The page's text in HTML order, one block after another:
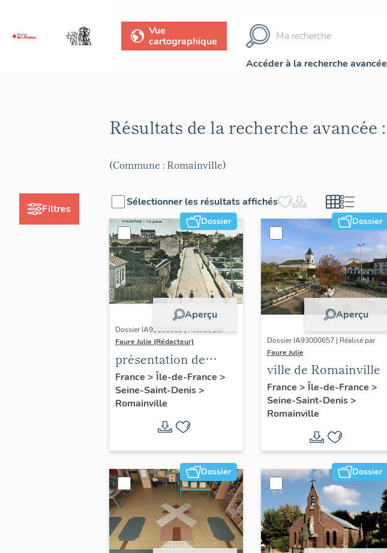
Vue
cartographique
Accéder à la recherche avancée
Filtres
Résultats de la recherche avancée :
(Commune : Romainville)
Sélectionner les résultats affichés
Dossier
Aperçu
Dossier IA93000663 | Réalisé par
Faure Julie (Rédacteur)
présentation de
l'inventaire de la
commune de
Romainville
France > Île-de-France >
Seine-Saint-Denis>
Romainville
Dossier
Aperçu
Dossier IA93000657 | Réalisé par
Faure Julie
ville de Romainville
France > Île-de-France >
Seine-Saint-Denis>
Romainville
Dossier Dossier